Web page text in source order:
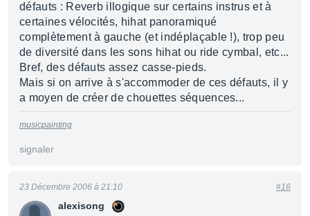
défauts : Reverb illogique sur certains instrus et à
certaines vélocités, hihat panoramiqué
complètement à gauche (et indéplaçable !), trop peu
de diversité dans les sons hihat ou ride cymbal, etc...
Bref, des défauts assez casse-pieds.
Mais si on arrive à s'accommoder de ces défauts, il y
a moyen de créer de chouettes séquences...
musicpainting
signaler
alexisong
23 Décembre 2006 à 21:10 #16